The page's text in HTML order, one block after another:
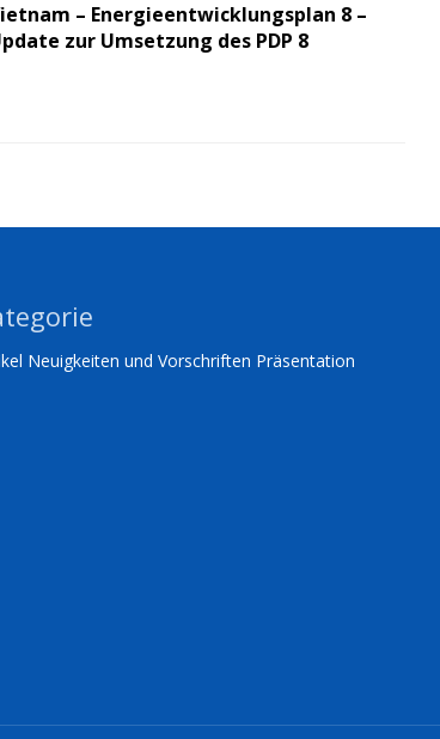
– Energieentwicklungsplan 8 –
zur Umsetzung des PDP 8
Neuigkeiten und Vorschriften Präsentation